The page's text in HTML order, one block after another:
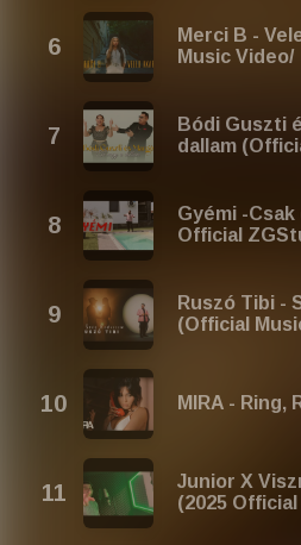
Merci B -
Music Video/
Bódi Guszti
dallam
Gyémi -Csak
Official
Ruszó Tibi -
(Official
MIRA - Ring,
Junior X
(2025